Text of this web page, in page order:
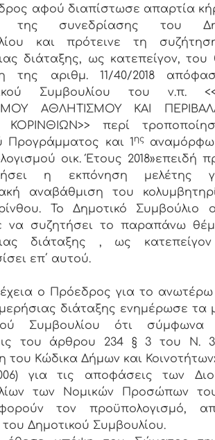
αφού διαπίστωσε απαρτία
της συνεδρίασης του
και πρότεινε τη
διάταξης, ως κατεπείγον, του
της αριθμ. 11/40/2018
Συμβουλίου του ν.π.
ΑΘΛΗΤΙΣΜΟΥ ΚΑΙ
περί
Προγράμματος και 1 ης
οικ. Έτους 2018»επειδή
η εκπόνηση μελέτης
αναβάθμιση του
Το Δημοτικό Συμβούλιο
να συζητήσει το παραπάνω
διάταξης , ως
επ΄ αυτού.
ο Πρόεδρος για το ανωτέρω
διάταξης ενημέρωσε τα
Συμβουλίου ότι
του άρθρου 234 § 3 του Ν.
του Κώδικα Δήμων και
για τις αποφάσεις των
των Νομικών Προσώπων
τον προϋπολογισμό,
του Δημοτικού Συμβουλίου.